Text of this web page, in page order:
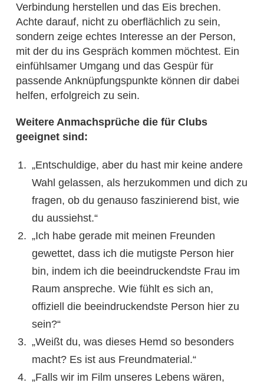
Verbindung herstellen und das Eis brechen.
Achte darauf, nicht zu oberflächlich zu sein,
sondern zeige echtes Interesse an der Person,
mit der du ins Gespräch kommen möchtest. Ein
einfühlsamer Umgang und das Gespür für
passende Anknüpfungspunkte können dir dabei
helfen, erfolgreich zu sein.
Weitere Anmachsprüche die für Clubs
geeignet sind:
„Entschuldige, aber du hast mir keine andere
Wahl gelassen, als herzukommen und dich zu
fragen, ob du genauso faszinierend bist, wie
du aussiehst.“
„Ich habe gerade mit meinen Freunden
gewettet, dass ich die mutigste Person hier
bin, indem ich die beeindruckendste Frau im
Raum anspreche. Wie fühlt es sich an,
offiziell die beeindruckendste Person hier zu
sein?“
„Weißt du, was dieses Hemd so besonders
macht? Es ist aus Freundmaterial.“
„Falls wir im Film unseres Lebens wären,